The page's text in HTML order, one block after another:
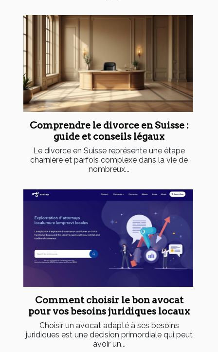
Comprendre le divorce en Suisse :
guide et conseils légaux
Le divorce en Suisse représente une étape
charnière et parfois complexe dans la vie de
nombreux...
Comment choisir le bon avocat
pour vos besoins juridiques locaux
Choisir un avocat adapté à ses besoins
juridiques est une décision primordiale qui peut
avoir un...